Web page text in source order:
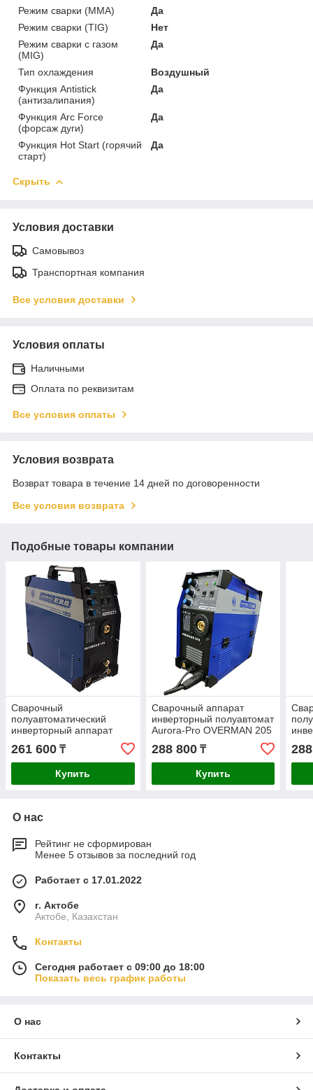
Режим сварки (MMA)
Да
Режим сварки (TIG)
Нет
Режим сварки с газом
(MIG)
Да
Тип охлаждения
Воздушный
Функция Antistick
(антизалипания)
Да
Функция Arc Force
(форсаж дуги)
Да
Функция Hot Start (горячий
старт)
Да
Скрыть
Условия доставки
Самовывоз
Транспортная компания
Все условия доставки
Условия оплаты
Наличными
Оплата по реквизитам
Все условия оплаты
Условия возврата
Возврат товара в течение 14 дней по договоренности
Все условия возврата
Подобные товары компании
Сварочный
полуавтоматический
инверторный аппарат
Aurora-Pro OVERMAN 185
26643
261 600 ₸
Купить
Сварочный аппарат
инверторный полуавтомат
Aurora-Pro OVERMAN 205
288 800₸
Купить
О нас
Рейтинг не сформирован
Менее 5 отзывов за последний год
Работает с 17.01.2022
г. Актобе
Актобе, Казахстан
Контакты
Сегодня работает с 09:00 до 18:00
Показать весь график работы
О нас
Контакты